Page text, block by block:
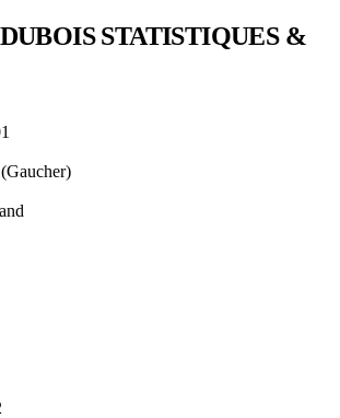
STATISTIQUES &